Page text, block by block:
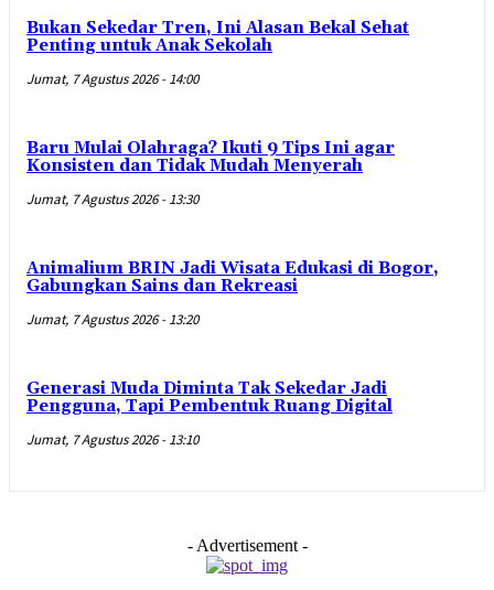
Bukan Sekedar Tren, Ini Alasan Bekal Sehat
Penting untuk Anak Sekolah
Jumat, 7 Agustus 2026 - 14:00
Baru Mulai Olahraga? Ikuti 9 Tips Ini agar
Konsisten dan Tidak Mudah Menyerah
Jumat, 7 Agustus 2026 - 13:30
Animalium BRIN Jadi Wisata Edukasi di Bogor,
Gabungkan Sains dan Rekreasi
Jumat, 7 Agustus 2026 - 13:20
Generasi Muda Diminta Tak Sekedar Jadi
Pengguna, Tapi Pembentuk Ruang Digital
Jumat, 7 Agustus 2026 - 13:10
- Advertisement -